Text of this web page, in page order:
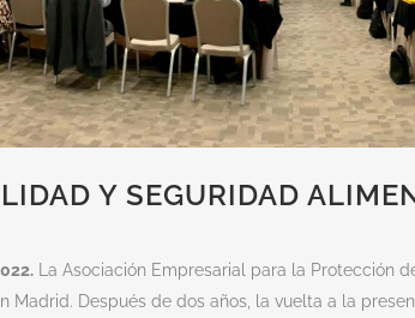
Y SEGURIDAD
. La Asociación Empresarial para la Protección
Madrid. Después de dos años, la vuelta a la